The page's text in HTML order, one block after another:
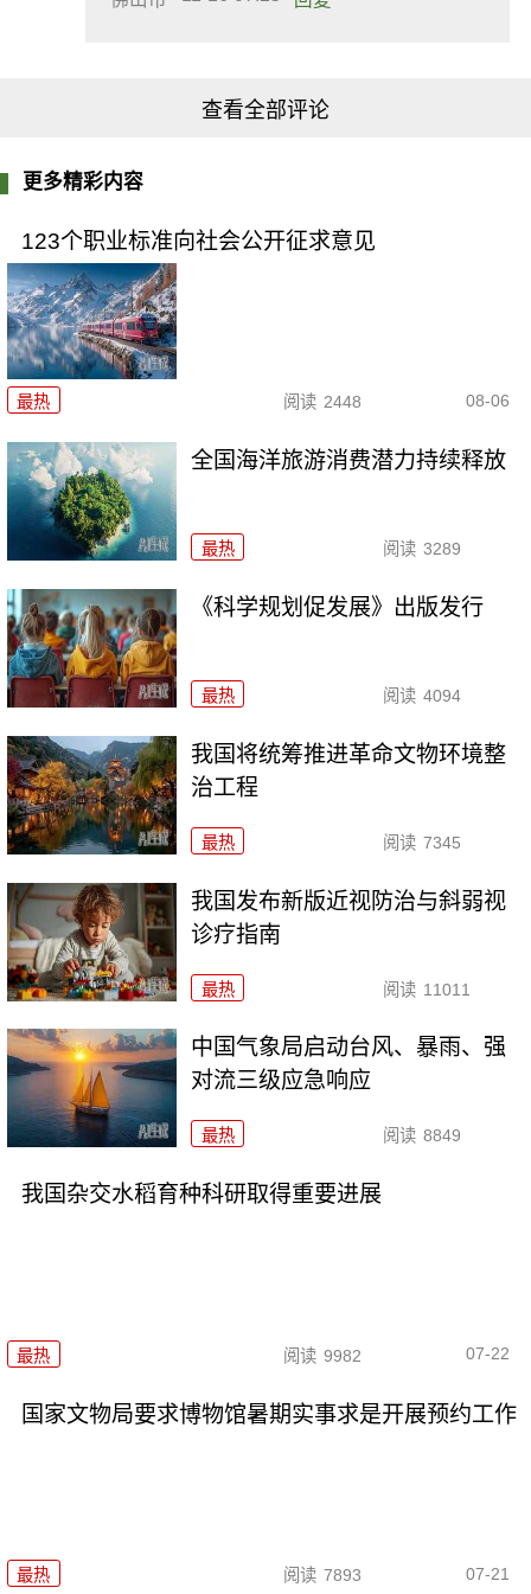
查看全部评论
更多精彩内容
123个职业标准向社会公开征求意见
最热 阅读 2448 08-06
全国海洋旅游消费潜力持续释放
最热 阅读 3289
《科学规划促发展》出版发行
最热 阅读 4094
我国将统筹推进革命文物环境整
治工程
最热 阅读 7345
我国发布新版近视防治与斜弱视
诊疗指南
最热 阅读 11011
中国气象局启动台风、暴雨、强
对流三级应急响应
最热 阅读 8849
我国杂交水稻育种科研取得重要进展
最热 阅读 9982 07-22
国家文物局要求博物馆暑期实事求是开展预约工作
最热 阅读 7893 07-21